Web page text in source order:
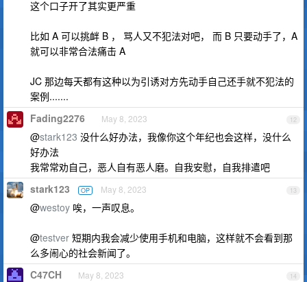
这个口子开了其实更严重
比如 A 可以挑衅 B ， 骂人又不犯法对吧， 而 B 只要动手了，A
就可以非常合法痛击 A
JC 那边每天都有这种以为引诱对方先动手自己还手就不犯法的
案例.......
12
Fading2276 May 8, 2023
@stark123 没什么好办法，我像你这个年纪也会这样，没什么
好办法
我常常劝自己，恶人自有恶人磨。自我安慰，自我排遣吧
13
stark123 OP May 8, 2023
@westoy 唉，一声叹息。
@testver 短期内我会减少使用手机和电脑，这样就不会看到那
么多闹心的社会新闻了。
14
C47CH May 8, 2023